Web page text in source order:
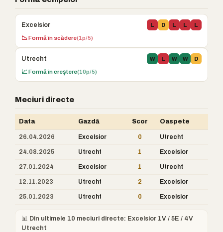
Excelsior L D L L L
📉 Formă în scădere(1p/5)
Utrecht W L W W D
📈 Formă în creștere(10p/5)
Meciuri directe
Data Gazdă Scor Oaspete
26.04.2026 Excelsior 0 Utrecht
24.08.2025 Utrecht 1 Excelsior
27.01.2024 Excelsior 1 Utrecht
12.11.2023 Utrecht 2 Excelsior
25.01.2023 Utrecht 0 Excelsior
📊 Din ultimele 10 meciuri directe: Excelsior 1V / 5E / 4V
Utrecht